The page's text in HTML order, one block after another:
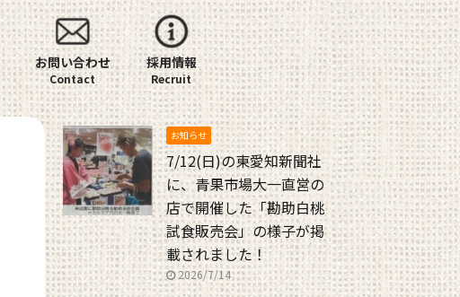
お問い合わせ 採用情報
お知らせ
7/12(日)の東愛知新聞社
に、青果市場大一直営の
店で開催した「勘助白桃
試食販売会」の様子が掲
載されました！
2026/7/14